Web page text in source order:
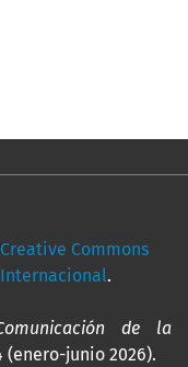
Commons
.
de la
(enero-junio 2026).